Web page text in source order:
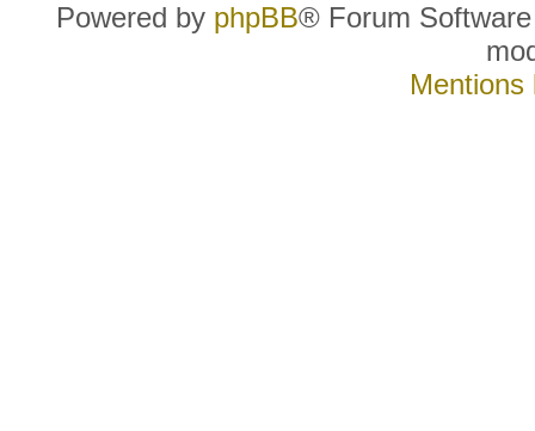
Powered by phpBB® Forum
Mentions